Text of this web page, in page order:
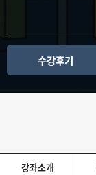
수강후기
강좌소개